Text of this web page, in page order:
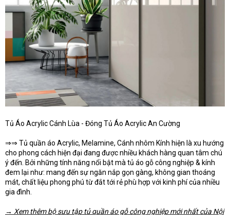
Tủ Áo Acrylic Cánh Lùa - Đóng Tủ Áo Acrylic An Cường
⇒⇒ Tủ quần áo Acrylic, Melamine, Cánh nhôm Kính hiện là xu hướng
cho phong cách hiện đại đang được nhiều khách hàng quan tâm chú
ý đến. Bởi những tính năng nổi bật mà tủ áo gỗ công nghiệp & kính
đem lại như: mang đến sự ngăn nắp gọn gàng, không gian thoáng
mát, chất liệu phong phú từ đắt tới rẻ phù hợp với kinh phí của nhiều
gia đình.
→ Xem thêm bộ sưu tập tủ quần áo gỗ công nghiệp mới nhất của Nội